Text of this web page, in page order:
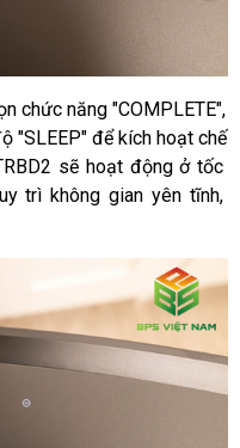
chức năng "COMPLETE",
"SLEEP" để kích hoạt chế
sẽ hoạt động ở tốc
trì không gian yên tĩnh,